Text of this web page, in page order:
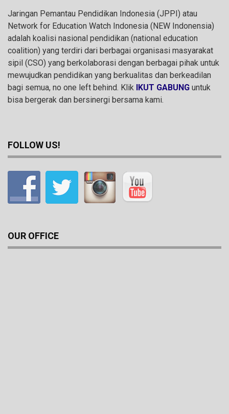
Jaringan Pemantau Pendidikan Indonesia (JPPI) atau
Network for Education Watch Indonesia (NEW Indonensia)
adalah koalisi nasional pendidikan (national education
coalition) yang terdiri dari berbagai organisasi masyarakat
sipil (CSO) yang berkolaborasi dengan berbagai pihak untuk
mewujudkan pendidikan yang berkualitas dan berkeadilan
bagi semua, no one left behind. Klik IKUT GABUNG untuk
bisa bergerak dan bersinergi bersama kami.
FOLLOW US!
OUR OFFICE